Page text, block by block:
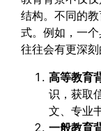
结构。不同的
式。例如，一
往往会有更深刻
高等教育
识，获取
文、专业
一般教育